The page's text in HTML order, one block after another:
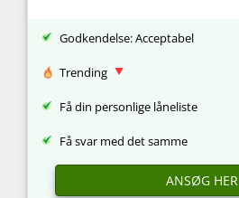
Godkendelse: Acceptabel
Trending
Få din personlige låneliste
Få svar med det samme
ANSØG HER